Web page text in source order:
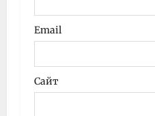
Email
Сайт